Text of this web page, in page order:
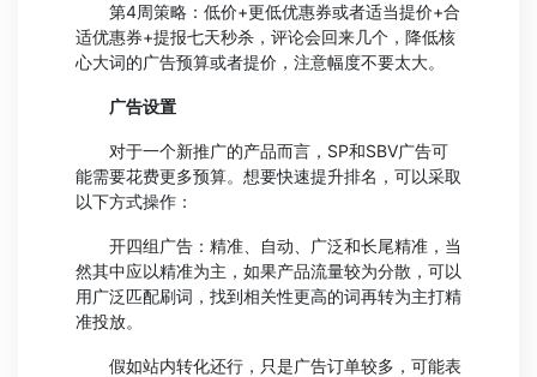
第4周策略：低价+更低优惠券或者适当提价+合
适优惠券+提报七天秒杀，评论会回来几个，降低核
心大词的广告预算或者提价，注意幅度不要太大。
广告设置
对于一个新推广的产品而言，SP和SBV广告可
能需要花费更多预算。想要快速提升排名，可以采取
以下方式操作：
开四组广告：精准、自动、广泛和长尾精准，当
然其中应以精准为主，如果产品流量较为分散，可以
用广泛匹配刷词，找到相关性更高的词再转为主打精
准投放。
假如站内转化还行，只是广告订单较多，可能表